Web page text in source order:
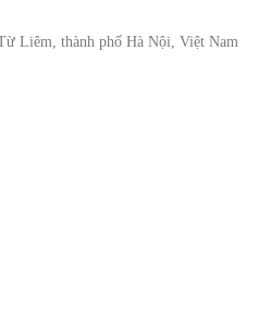
Liêm, thành phố Hà Nội, Việt Nam